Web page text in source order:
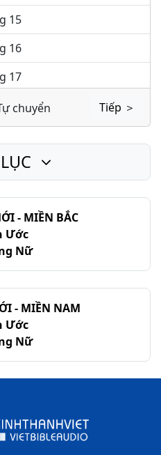
15
16
17
18
20
22
23
25
26
27
29
chuyển Tiếp ＞
- MIỀN BẮC
Ước
Nữ
- MIỀN NAM
Ước
Nữ